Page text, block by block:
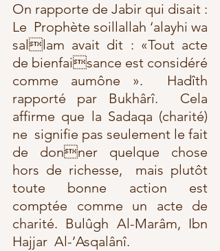
On rapporte de Jabir qui disait :
Le  Prophète soillallah ‘alayhi wa
sallam avait dit : «Tout acte
de bienfaisance est considéré
comme aumône ».  Hadîth
rapporté par Bukhârî.  Cela
affirme que la Sadaqa (charité)
ne  signifie pas seulement le fait
de donner quelque chose
hors de richesse,  mais plutôt
toute bonne action est
comptée comme un acte de
charité. Bulûgh Al-Marâm, Ibn
Hajjar  Al-’Asqalânî.